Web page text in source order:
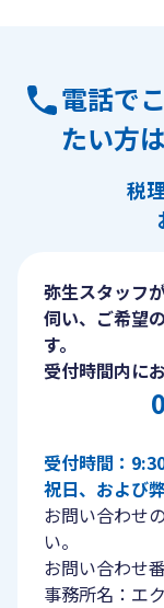
電話で
たい方
税
弥生スタッフ
伺い、ご希望
す。
受付時間内に
受付時間：
祝日、および
お問い合わせ
い。
お問い合わせ
事務所名：エ